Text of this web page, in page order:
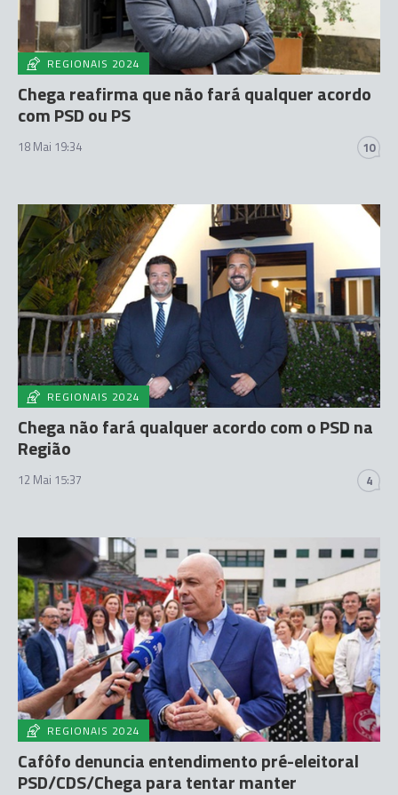
REGIONAIS 2024
Chega reafirma que não fará qualquer acordo
com PSD ou PS
18 Mai 19:34 10
REGIONAIS 2024
Chega não fará qualquer acordo com o PSD na
Região
12 Mai 15:37 4
REGIONAIS 2024
Cafôfo denuncia entendimento pré-eleitoral
PSD/CDS/Chega para tentar manter